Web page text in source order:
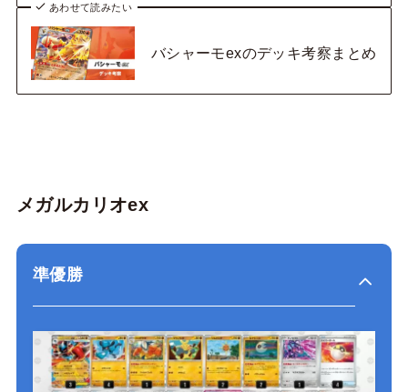
あわせて読みたい
バシャーモexのデッキ考察まとめ
メガルカリオex
準優勝